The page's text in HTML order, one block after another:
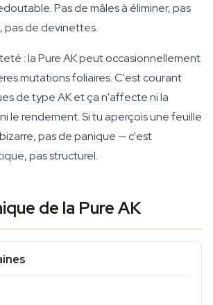
Pas de mâles à éliminer, pas
pas de devinettes.
: la Pure AK peut occasionnellement
mutations foliaires. C'est courant
de type AK et ça n'affecte ni la
le rendement. Si tu aperçois une feuille
pas de panique — c'est
pas structurel.
de la Pure AK